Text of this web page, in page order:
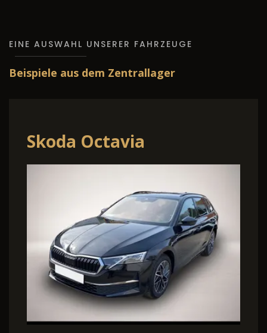
EINE AUSWAHL UNSERER FAHRZEUGE
Beispiele aus dem Zentrallager
Skoda Octavia